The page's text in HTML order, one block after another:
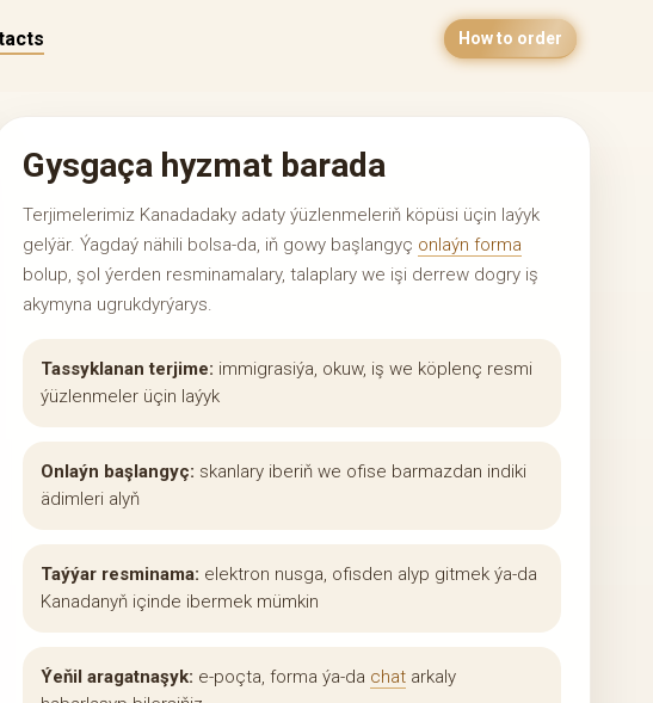
How to order
Gysgaça hyzmat barada
Terjimelerimiz Kanadadaky adaty ýüzlenmeleriň köpüsi üçin laýyk
gelýär. Ýagdaý nähili bolsa-da, iň gowy başlangyç onlaýn forma
bolup, şol ýerden resminamalary, talaplary we işi derrew dogry iş
akymyna ugrukdyrýarys.
Tassyklanan terjime: immigrasiýa, okuw, iş we köplenç resmi
ýüzlenmeler üçin laýyk
Onlaýn başlangyç: skanlary iberiň we ofise barmazdan indiki
ädimleri alyň
Taýýar resminama: elektron nusga, ofisden alyp gitmek ýa-da
Kanadanyň içinde ibermek mümkin
Ýeňil aragatnaşyk: e-poçta, forma ýa-da chatarkaly